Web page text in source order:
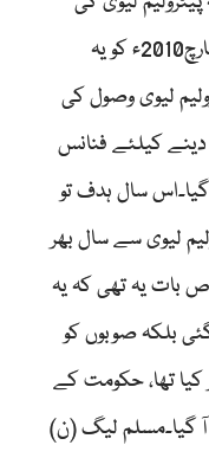
وصولی کیلئے آرڈیننس جاری کردیا۔8مارچ2010ء کو یہ
لیوی وصول کی
کیلئے فنانس
سال ہدف تو
لیوی سے سال بھر
بات یہ تھی کہ یہ
بلکہ صوبوں کو
تھا، حکومت کے
گیا۔مسلم لیگ (ن)